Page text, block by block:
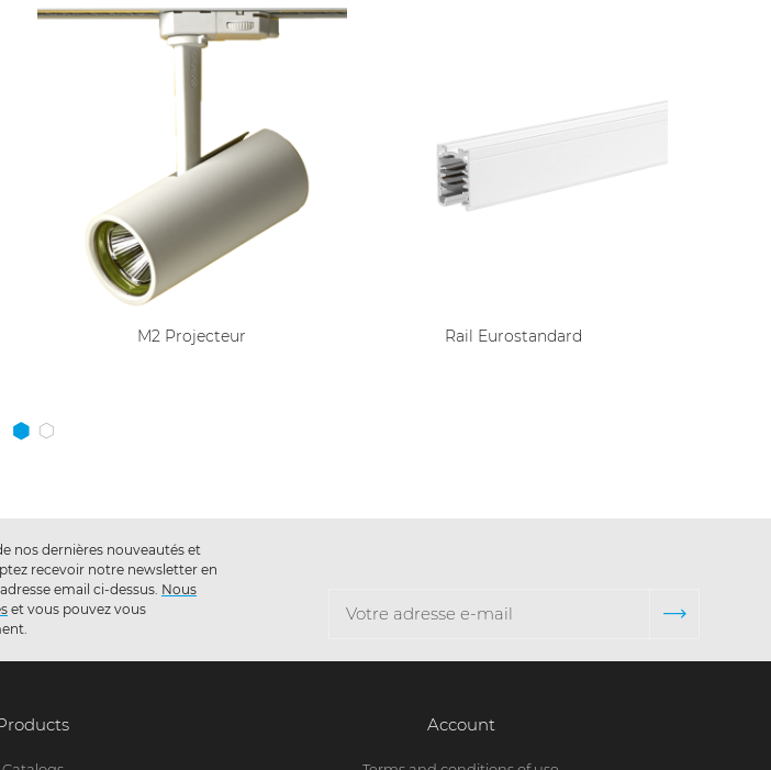
nos dernières nouveautés et
recevoir notre newsletter en
email ci-dessus. Nous
et vous pouvez vous
Account